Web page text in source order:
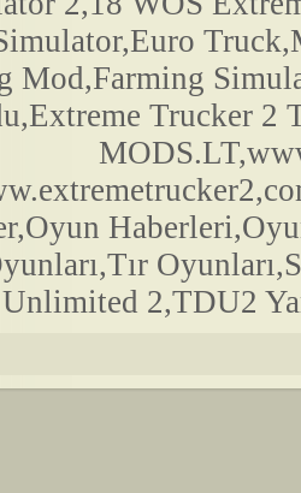
Mod,Farming
Trucker 2
Unlimited 2,TDU2